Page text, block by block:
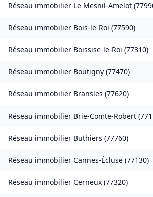
Réseau immobilier Le Mesnil-Amelot (
Réseau immobilier Bois-le-Roi (77590)
Réseau immobilier Boissise-le-Roi (77310)
Réseau immobilier Boutigny (77470)
Réseau immobilier Bransles (77620)
Réseau immobilier Brie-Comte-Robert (
Réseau immobilier Buthiers (77760)
Réseau immobilier Cannes-Écluse (77130)
Réseau immobilier Cerneux (77320)